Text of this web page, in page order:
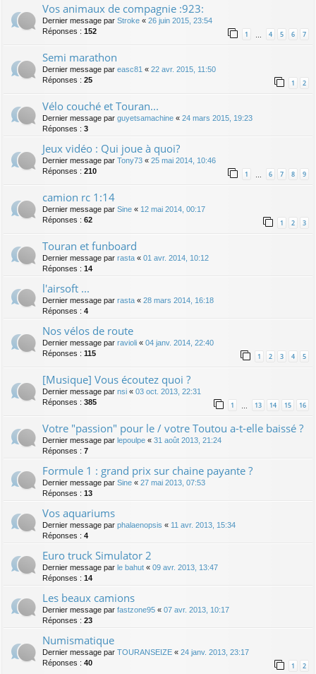
Vos animaux de compagnie :923:
Dernier message par Stroke « 26 juin 2015, 23:54
Réponses : 152 1 4 5 6 7
Semi marathon
Dernier message par easc81 « 22 avr. 2015, 11:50
Réponses : 25 1 2
Vélo couché et Touran...
Dernier message par guyetsamachine « 24 mars 2015, 19:23
Réponses : 3
Jeux vidéo : Qui joue à quoi?
Dernier message par Tony73 « 25 mai 2014, 10:46
Réponses : 210 1 6 7 8 9
camion rc 1:14
Dernier message par Sine « 12 mai 2014, 00:17
Réponses : 62 1 2 3
Touran et funboard
Dernier message par rasta « 01 avr. 2014, 10:12
Réponses : 14
l'airsoft ...
Dernier message par rasta « 28 mars 2014, 16:18
Réponses : 4
Nos vélos de route
Dernier message par ravioli « 04 janv. 2014, 22:40
Réponses : 115 1 2 3 4 5
[Musique] Vous écoutez quoi ?
Dernier message par nsi « 03 oct. 2013, 22:31
Réponses : 385 1 … 13 14 15 16
Votre "passion" pour le / votre Toutou a-t-elle baissé ?
Dernier message par lepoulpe « 31 août 2013, 21:24
Réponses : 7
Formule 1 : grand prix sur chaine payante ?
Dernier message par Sine « 27 mai 2013, 07:53
Réponses : 13
Vos aquariums
Dernier message par phalaenopsis « 11 avr. 2013, 15:34
Réponses : 4
Euro truck Simulator 2
Dernier message par le bahut « 09 avr. 2013, 13:47
Réponses : 14
Les beaux camions
Dernier message par fastzone95 « 07 avr. 2013, 10:17
Réponses : 23
Numismatique
Dernier message par TOURANSEIZE « 24 janv. 2013, 23:17
Réponses : 40 1 2